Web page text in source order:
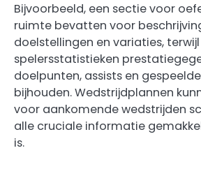
Bijvoorbeeld, een sectie voor
ruimte bevatten voor
doelstellingen en variaties, terwijl
spelersstatistieken
doelpunten, assists en
bijhouden. Wedstrijdplannen
voor aankomende wedstrijden
alle cruciale informatie
is.